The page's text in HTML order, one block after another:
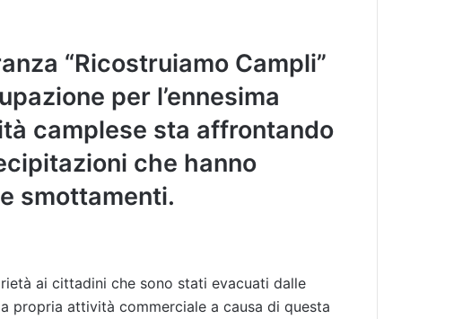
“Ricostruiamo Campli”
per l’ennesima
camplese sta affrontando
che hanno
smottamenti.
ai cittadini che sono stati evacuati dalle
propria attività commerciale a causa di questa